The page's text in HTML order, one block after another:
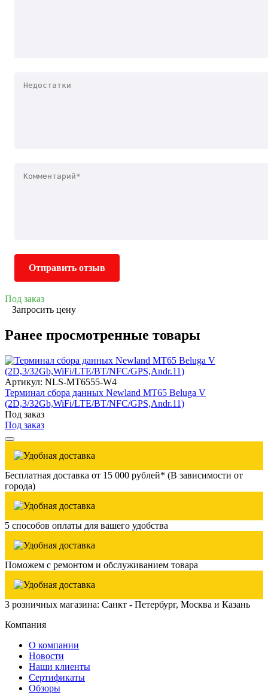
Отправить отзыв
Под заказ
Запросить цену
Ранее просмотренные товары
Артикул: NLS-MT6555-W4
Терминал сбора данных Newland MT65 Beluga V
(2D,3/32Gb,WiFi/LTE/BT/NFC/GPS,Andr.11)
Под заказ
Под заказ
Бесплатная доставка от 15 000 рублей* (В зависимости от
города)
5 способов оплаты для вашего удобства
Поможем с ремонтом и обслуживанием товара
3 розничных магазина: Санкт - Петербург, Москва и Казань
Компания
О компании
Новости
Наши клиенты
Сертификаты
Обзоры